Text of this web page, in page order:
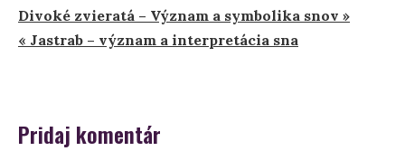
Navigácia
v
Divoké zvieratá – Význam a symbolika snov »
« Jastrab – význam a interpretácia sna
Pridaj komentár